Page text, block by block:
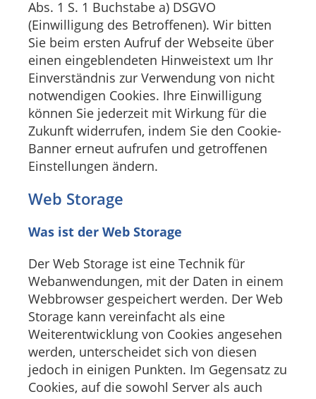
Abs. 1 S. 1 Buchstabe a) DSGVO
(Einwilligung des Betroffenen). Wir bitten
Sie beim ersten Aufruf der Webseite über
einen eingeblendeten Hinweistext um Ihr
Einverständnis zur Verwendung von nicht
notwendigen Cookies. Ihre Einwilligung
können Sie jederzeit mit Wirkung für die
Zukunft widerrufen, indem Sie den Cookie-
Banner erneut aufrufen und getroffenen
Einstellungen ändern.
Web Storage
Was ist der Web Storage
Der Web Storage ist eine Technik für
Webanwendungen, mit der Daten in einem
Webbrowser gespeichert werden. Der Web
Storage kann vereinfacht als eine
Weiterentwicklung von Cookies angesehen
werden, unterscheidet sich von diesen
jedoch in einigen Punkten. Im Gegensatz zu
Cookies, auf die sowohl Server als auch